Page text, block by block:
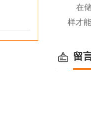
在
样才
留